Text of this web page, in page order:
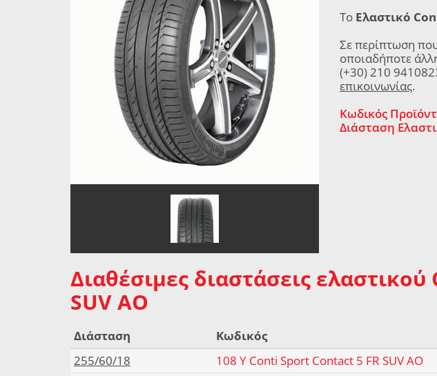
Το Ελαστικό
Σε περίπτωση
οποιαδήποτε
(+30) 210
επικοινωνίας.
Κωδικός
Διάσταση
Διαθέσιμες διαστάσεις
SUV AO
Διάσταση Κωδικός
255/60/18
108 Y Conti Sport Contact 5 FR SUV AO